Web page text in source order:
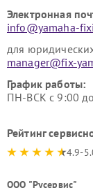
Электронная
info@yamaha-
для
manager@fix-
График работы:
ПН-ВСК с 9:00
Рейтинг
4.9-
ООО "Русервис"